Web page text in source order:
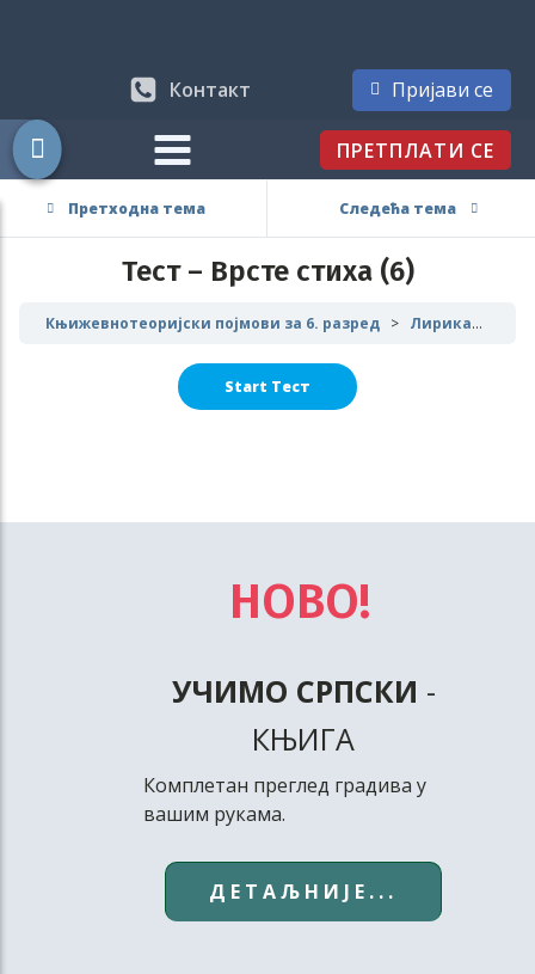
Контакт Пријави се
ПРЕТПЛАТИ СЕ
Претходна тема Следећа тема
Тест – Врсте стиха (6)
Књижевнотеоријски појмови за 6. разред Лирика- књижевнотеоријски појмови
НОВО!
УЧИМО СРПСКИ -
КЊИГА
Комплетан преглед градива у
вашим рукама.
ДЕТАЉНИЈЕ...